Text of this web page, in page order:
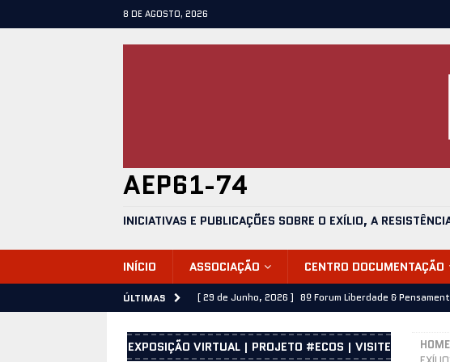
8 DE AGOSTO, 2026
AEP61-74
INICIATIVAS E PUBLICAÇÕES SOBRE O EXÍLIO, A
INÍCIO ASSOCIAÇÃO CENTRO DOCUMENTAÇÃO
ÚLTIMAS [ 29 de Junho, 2026 ] 8º Forum Liberdade &
[ 25 de Junho, 2026 ] 25 de Abril de 1974, OndeHOME
EXPOSIÇÃO VIRTUAL | PROJETO #ECOS | VISITE